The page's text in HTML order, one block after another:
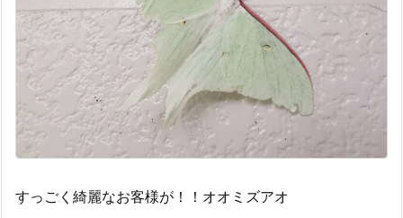
すっごく綺麗なお客様が！！オオミズアオ